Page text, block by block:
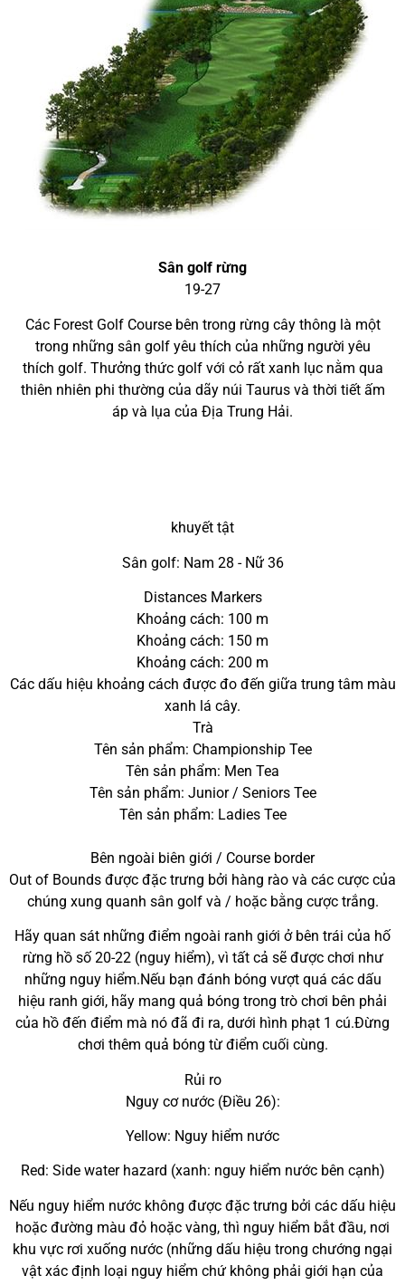
Sân golf rừng
19-27
Các Forest Golf Course bên trong rừng cây thông là một
trong những sân golf yêu thích của những người yêu
thích golf. Thưởng thức golf với cỏ rất xanh lục nằm qua
thiên nhiên phi thường của dãy núi Taurus và thời tiết ấm
áp và lụa của Địa Trung Hải.
khuyết tật
Sân golf: Nam 28 - Nữ 36
Distances Markers
Khoảng cách: 100 m
Khoảng cách: 150 m
Khoảng cách: 200 m
Các dấu hiệu khoảng cách được đo đến giữa trung tâm màu
xanh lá cây.
Trà
Tên sản phẩm: Championship Tee
Tên sản phẩm: Men Tea
Tên sản phẩm: Junior / Seniors Tee
Tên sản phẩm: Ladies Tee
Bên ngoài biên giới / Course border
Out of Bounds được đặc trưng bởi hàng rào và các cược của
chúng xung quanh sân golf và / hoặc bằng cược trắng.
Hãy quan sát những điểm ngoài ranh giới ở bên trái của hố
rừng hồ số 20-22 (nguy hiểm), vì tất cả sẽ được chơi như
những nguy hiểm.Nếu bạn đánh bóng vượt quá các dấu
hiệu ranh giới, hãy mang quả bóng trong trò chơi bên phải
của hồ đến điểm mà nó đã đi ra, dưới hình phạt 1 cú.Đừng
chơi thêm quả bóng từ điểm cuối cùng.
Rủi ro
Nguy cơ nước (Điều 26):
Yellow: Nguy hiểm nước
Red: Side water hazard (xanh: nguy hiểm nước bên cạnh)
Nếu nguy hiểm nước không được đặc trưng bởi các dấu hiệu
hoặc đường màu đỏ hoặc vàng, thì nguy hiểm bắt đầu, nơi
khu vực rơi xuống nước (những dấu hiệu trong chướng ngại
vật xác định loại nguy hiểm chứ không phải giới hạn của